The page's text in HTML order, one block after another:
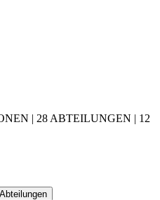
| 28 ABTEILUNGEN | 12